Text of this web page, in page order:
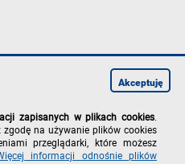
zapisanych w plikach cookies
na używanie plików cookies
przeglądarki, które możesz
informacji odnośnie plików
Akceptuję